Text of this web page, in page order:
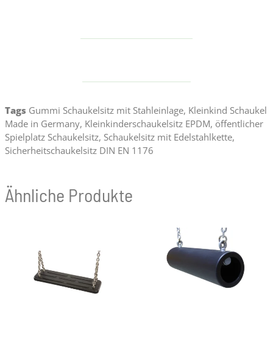
Tags Gummi Schaukelsitz mit Stahleinlage, Kleinkind Schaukel
Made in Germany, Kleinkinderschaukelsitz EPDM, öffentlicher
Spielplatz Schaukelsitz, Schaukelsitz mit Edelstahlkette,
Sicherheitschaukelsitz DIN EN 1176
Ähnliche Produkte